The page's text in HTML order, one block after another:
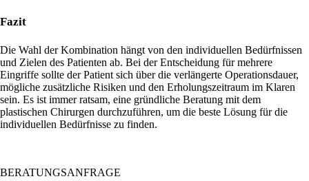
Fazit
Die Wahl der Kombination hängt von den individuellen Bedürfnissen
und Zielen des Patienten ab. Bei der Entscheidung für mehrere
Eingriffe sollte der Patient sich über die verlängerte Operationsdauer,
mögliche zusätzliche Risiken und den Erholungszeitraum im Klaren
sein. Es ist immer ratsam, eine gründliche Beratung mit dem
plastischen Chirurgen durchzuführen, um die beste Lösung für die
individuellen Bedürfnisse zu finden.
BERATUNGSANFRAGE